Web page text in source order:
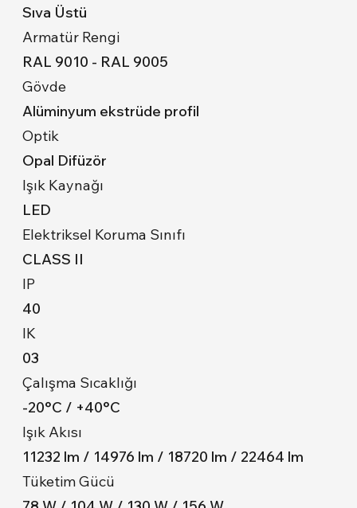
Sıva Üstü
Armatür Rengi
RAL 9010 - RAL 9005
Gövde
Alüminyum ekstrüde profil
Optik
Opal Difüzör
Işık Kaynağı
LED
Elektriksel Koruma Sınıfı
CLASS II
IP
40
IK
03
Çalışma Sıcaklığı
-20°C / +40°C
Işık Akısı
11232 lm / 14976 lm / 18720 lm / 22464 lm
Tüketim Gücü